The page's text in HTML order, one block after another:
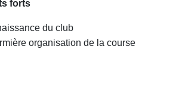
forts
du club
organisation de la course